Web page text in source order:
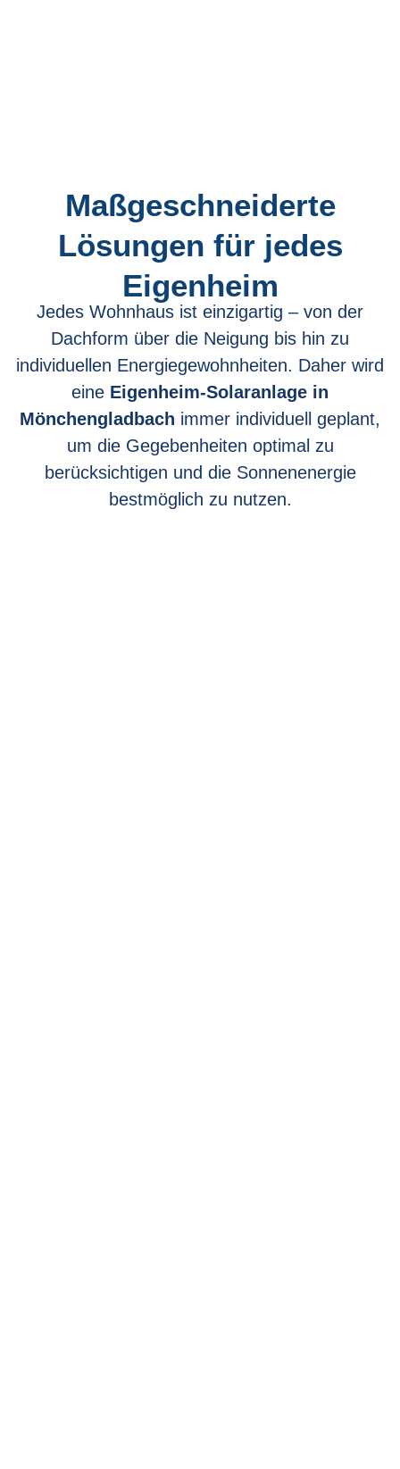
Maßgeschneiderte
Lösungen für jedes
Eigenheim
Jedes Wohnhaus ist einzigartig – von der
Dachform über die Neigung bis hin zu
individuellen Energiegewohnheiten. Daher wird
eine Eigenheim-Solaranlage in
Mönchengladbach immer individuell geplant,
um die Gegebenheiten optimal zu
berücksichtigen und die Sonnenenergie
bestmöglich zu nutzen.